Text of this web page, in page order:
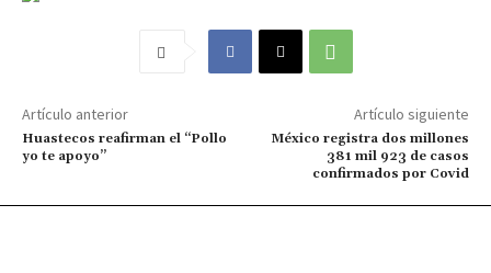
Artículo anterior
Huastecos reafirman el “Pollo
yo te apoyo”
Artículo siguiente
México registra dos millones
381 mil 923 de casos
confirmados por Covid